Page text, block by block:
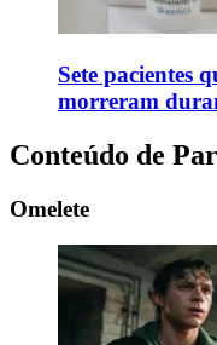
Sete pacientes
morreram
Conteúdo de
Omelete